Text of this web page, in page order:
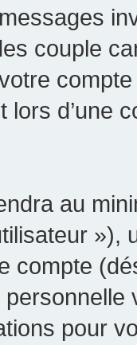
couple
lors d’une
au
compte
pour